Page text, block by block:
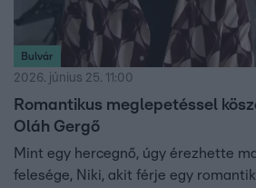
Bulvár
2026. június 25. 11:00
Romantikus meglepetéssel
Oláh Gergő
Mint egy hercegnő, úgy érezhette
felesége, Niki, akit férje egy